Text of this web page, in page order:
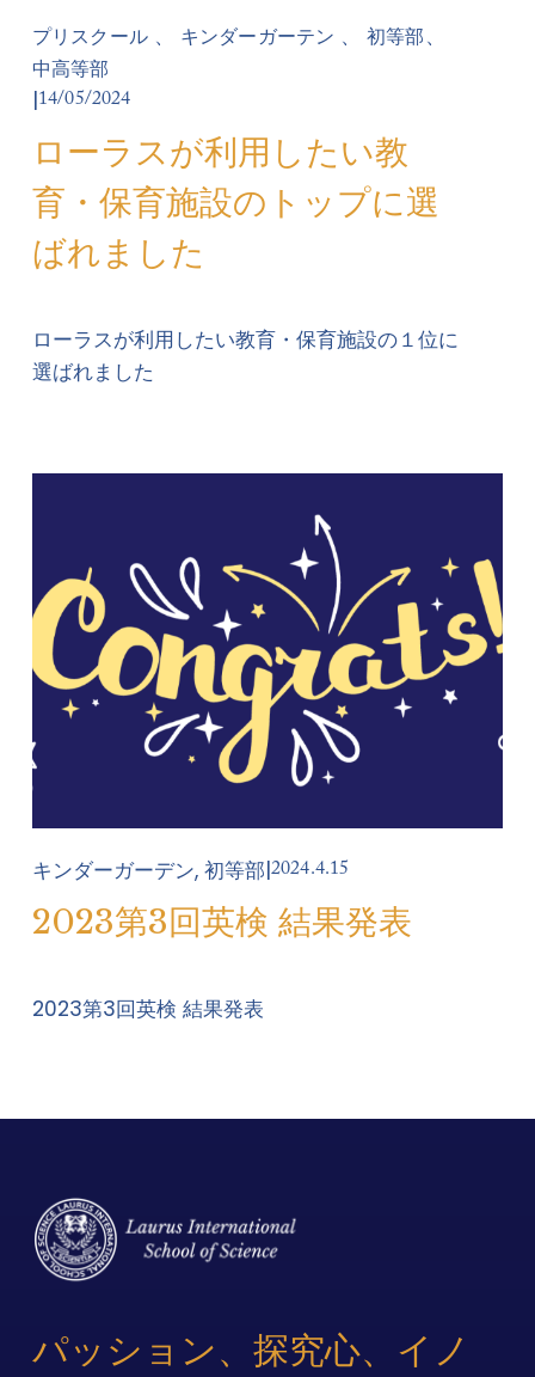
プリスクール、 キンダーガーテン 、 初等部、
中高等部
14/05/2024
ローラスが利用したい教
育・保育施設のトップに選
ばれました
ローラスが利用したい教育・保育施設の１位に
選ばれました
キンダーガーデン, 初等部 2024.4.15
2023第3回英検 結果発表
2023第3回英検 結果発表
パッション、探究心、イノ